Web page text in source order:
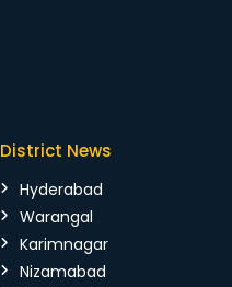
District News
Hyderabad
Warangal
Karimnagar
Nizamabad